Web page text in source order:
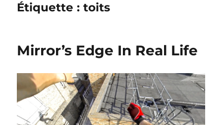
Étiquette :toits
Mirror’s Edge In Real Life